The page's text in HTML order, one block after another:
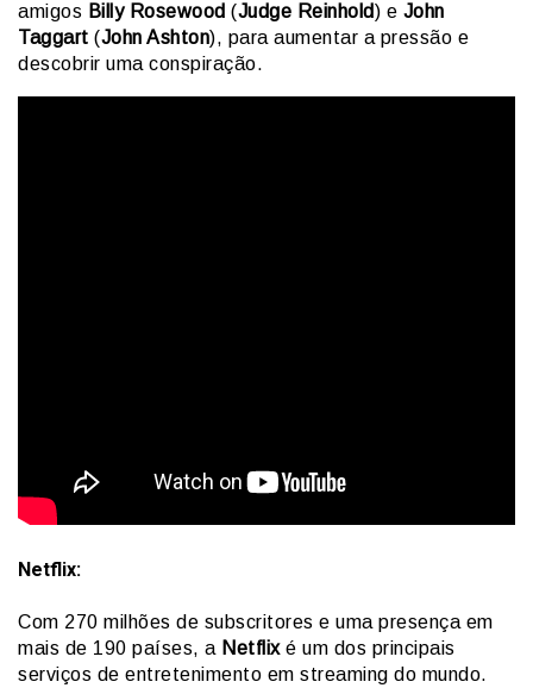
amigos Billy Rosewood (Judge Reinhold) e John
Taggart (John Ashton), para aumentar a pressão e
descobrir uma conspiração.
Netflix:
Com 270 milhões de subscritores e uma presença em
mais de 190 países, a Netflixé um dos principais
serviços de entretenimento em streaming do mundo.